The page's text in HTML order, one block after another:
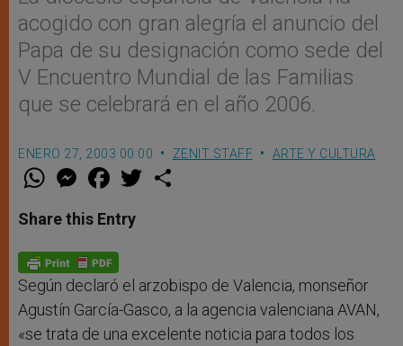
acogido con gran alegría el anuncio del
Papa de su designación como sede del
V Encuentro Mundial de las Familias
que se celebrará en el año 2006.
ENERO 27, 2003 00:00 ZENIT STAFF ARTE Y CULTURA
W
t
s
p
p
M
e
s
e
g
e
r
F
a
e
b
o
k
w
Share this Entry
Según declaró el arzobispo de Valencia, monseñor
Agustín García-Gasco, a la agencia valenciana AVAN,
«se trata de una excelente noticia para todos los